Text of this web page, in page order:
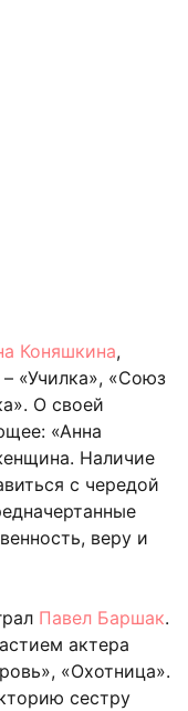
Коняшкина,
«Училка», «Союз
О своей
«Анна
Наличие
с чередой
веру и
Павел Баршак.
актера
«Охотница».
сестру